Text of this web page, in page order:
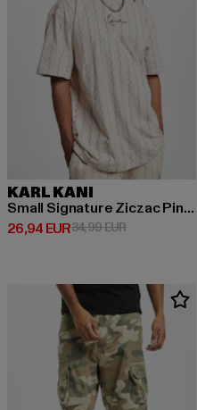
KARL KANI
Small Signature Ziczac Pinstripe
26,94 EUR
Derzeitiger Preis: 26,94 EUR
34,99 EUR